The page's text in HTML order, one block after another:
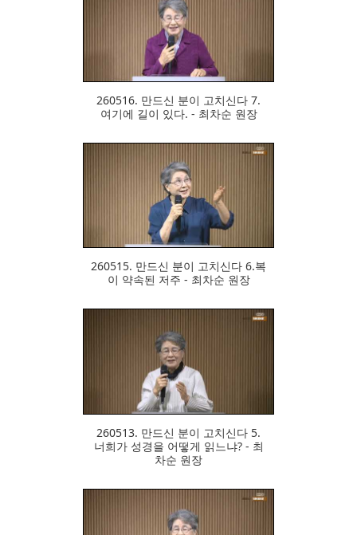
260516. 만드신 분이 고치신다 7.
여기에 길이 있다. - 최차순 원장
260515. 만드신 분이 고치신다 6.복
이 약속된 저주 - 최차순 원장
260513. 만드신 분이 고치신다 5.
너희가 성경을 어떻게 읽느냐? - 최
차순 원장